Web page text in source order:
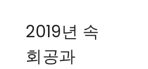
2019년 속
회공과